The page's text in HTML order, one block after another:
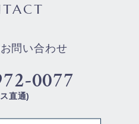
問い合わせ
0077
直通)